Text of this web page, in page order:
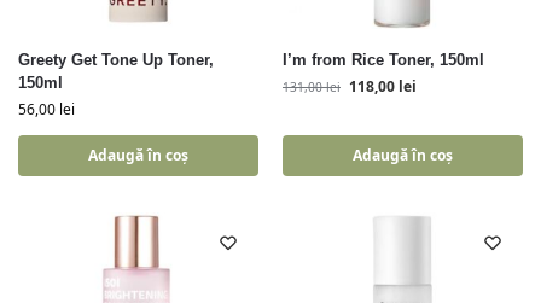
Greety Get Tone Up Toner,
150ml
56,00 lei
Adaugă în coș
I’m from Rice Toner, 150ml
131,00lei 118,00 lei
Adaugă în coș